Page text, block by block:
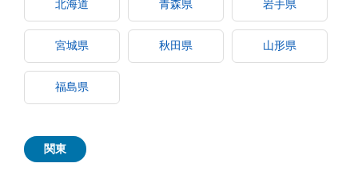
北海道 青森県 岩手県
宮城県 秋田県 山形県
福島県
関東